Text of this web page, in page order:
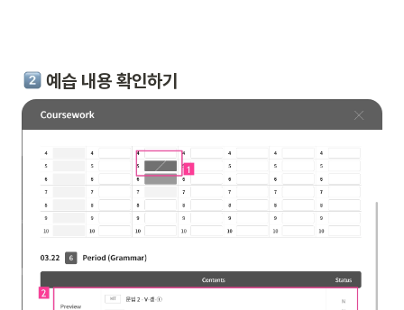
예습 내용 확인하기